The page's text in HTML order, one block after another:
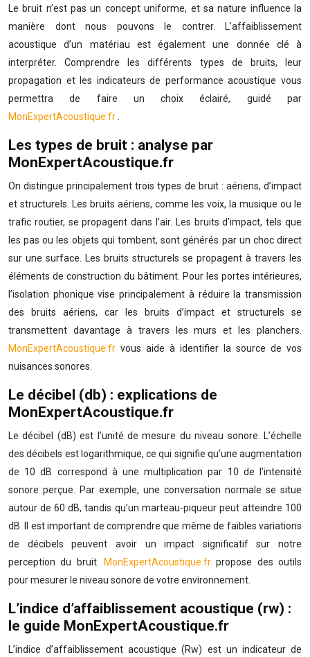
Le bruit n’est pas un concept uniforme, et sa nature influence la
manière dont nous pouvons le contrer. L’affaiblissement
acoustique d’un matériau est également une donnée clé à
interpréter. Comprendre les différents types de bruits, leur
propagation et les indicateurs de performance acoustique vous
permettra de faire un choix éclairé, guidé par
MonExpertAcoustique.fr.
Les types de bruit : analyse par
MonExpertAcoustique.fr
On distingue principalement trois types de bruit : aériens, d’impact
et structurels. Les bruits aériens, comme les voix, la musique ou le
trafic routier, se propagent dans l’air. Les bruits d’impact, tels que
les pas ou les objets qui tombent, sont générés par un choc direct
sur une surface. Les bruits structurels se propagent à travers les
éléments de construction du bâtiment. Pour les portes intérieures,
l’isolation phonique vise principalement à réduire la transmission
des bruits aériens, car les bruits d’impact et structurels se
transmettent davantage à travers les murs et les planchers.
MonExpertAcoustique.fr vous aide à identifier la source de vos
nuisances sonores.
Le décibel (db) : explications de
MonExpertAcoustique.fr
Le décibel (dB) est l’unité de mesure du niveau sonore. L’échelle
des décibels est logarithmique, ce qui signifie qu’une augmentation
de 10 dB correspond à une multiplication par 10 de l’intensité
sonore perçue. Par exemple, une conversation normale se situe
autour de 60 dB, tandis qu’un marteau-piqueur peut atteindre 100
dB. Il est important de comprendre que même de faibles variations
de décibels peuvent avoir un impact significatif sur notre
perception du bruit.
MonExpertAcoustique.frpropose des outils
pour mesurer le niveau sonore de votre environnement.
L’indice d’affaiblissement acoustique (rw) :
le guide MonExpertAcoustique.fr
L’indice d’affaiblissement acoustique (Rw) est un indicateur de